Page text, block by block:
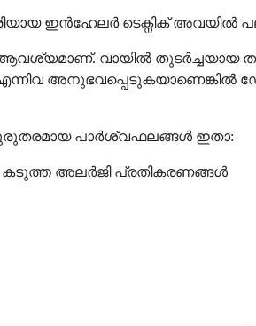
ഇൻഹേലർ ടെക്നിക് അവയിൽ
വായിൽ തുടർച്ചയായ ത
അനുഭവപ്പെടുകയാണെങ്കിൽ
പാർശ്വഫലങ്ങൾ ഇതാ:
കടുത്ത അലർജി പ്രതികരണങ്ങൾ